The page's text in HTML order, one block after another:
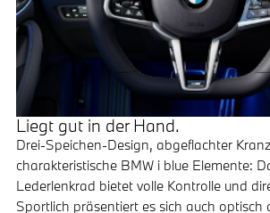
Liegt gut in der Hand.
Drei-Speichen-Design, abgeflachter
charakteristische BMW i blue Elemente:
Lederlenkrad bietet volle Kontrolle und
Sportlich präsentiert es sich auch optisch